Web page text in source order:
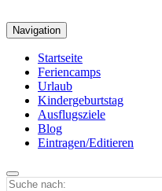
Navigation
Startseite
Feriencamps
Urlaub
Kindergeburtstag
Ausflugsziele
Blog
Eintragen/Editieren